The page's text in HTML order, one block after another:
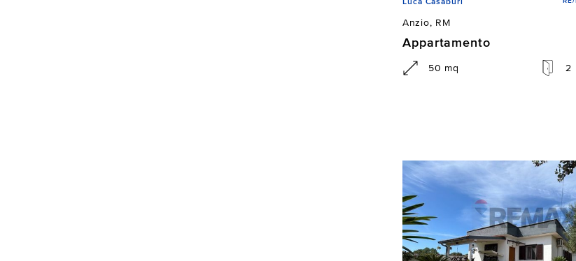
Luca Casaburi
Anzio, RM
Appartamento
50 mq 2